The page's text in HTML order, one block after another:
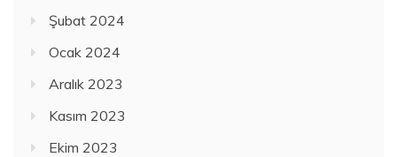
Şubat 2024
Ocak 2024
Aralık 2023
Kasım 2023
Ekim 2023